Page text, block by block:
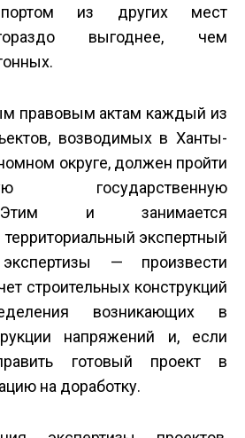
из других мест
выгоднее, чем
правовым актам каждый из
возводимых в Ханты-
округе, должен пройти
государственную
Этим и занимается
экспертный
— произвести
строительных конструкций
возникающих в
напряжений и, если
готовый проект в
на доработку.